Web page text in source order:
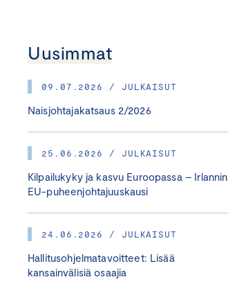
Uusimmat
09.07.2026 / JULKAISUT
Naisjohtajakatsaus 2/2026
25.06.2026 / JULKAISUT
Kilpailukyky ja kasvu Euroopassa – Irlannin
EU-puheenjohtajuuskausi
24.06.2026 / JULKAISUT
Hallitusohjelmatavoitteet: Lisää
kansainvälisiä osaajia